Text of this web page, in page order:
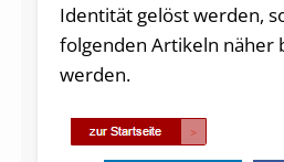
Identität gelöst werden,
folgenden Artikeln näher
werden.